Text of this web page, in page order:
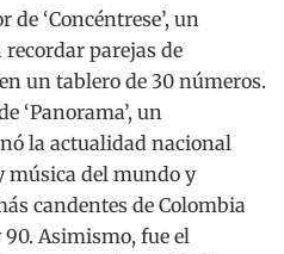
‘Concéntrese’, un
parejas de
un tablero de 30 números.
‘Panorama’, un
la actualidad nacional
música del mundo y
candentes de Colombia
90. Asimismo, fue el